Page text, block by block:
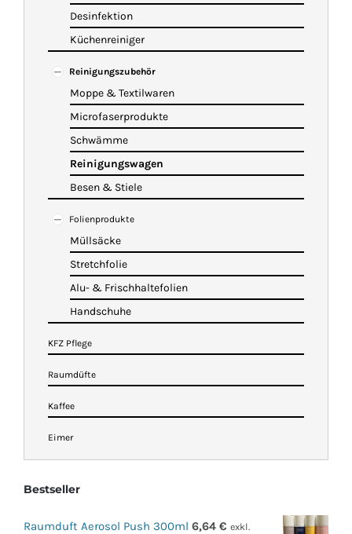
Desinfektion
Küchenreiniger
Reinigungszubehör
Moppe & Textilwaren
Microfaserprodukte
Schwämme
Reinigungswagen
Besen & Stiele
Folienprodukte
Müllsäcke
Stretchfolie
Alu- & Frischhaltefolien
Handschuhe
KFZ Pflege
Raumdüfte
Kaffee
Eimer
Bestseller
Raumduft Aerosol Push 300ml 6,64 € exkl.